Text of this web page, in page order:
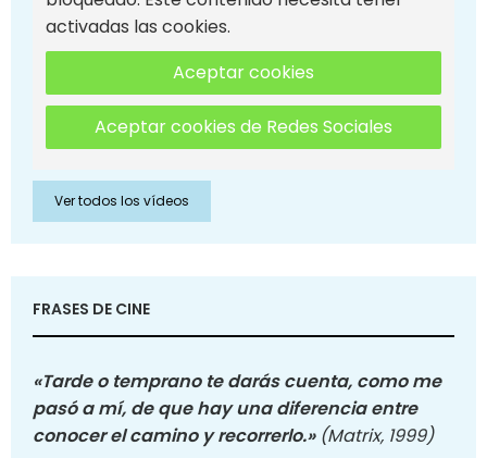
activadas las cookies.
Aceptar cookies
Aceptar cookies de Redes Sociales
Ver todos los vídeos
FRASES DE CINE
«Tarde o temprano te darás cuenta, como me
pasó a mí, de que hay una diferencia entre
conocer el camino y recorrerlo.» (Matrix, 1999)